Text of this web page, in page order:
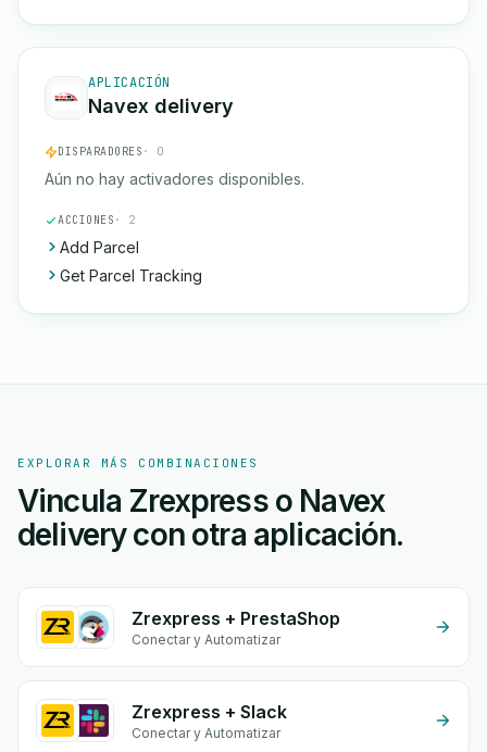
APLICACIÓN
Navex delivery
DISPARADORES · 0
Aún no hay activadores disponibles.
ACCIONES · 2
Add Parcel
Get Parcel Tracking
EXPLORAR MÁS COMBINACIONES
Vincula Zrexpress o Navex
delivery con otra aplicación.
Zrexpress + PrestaShop
Conectar y Automatizar
Zrexpress + Slack
Conectar y Automatizar